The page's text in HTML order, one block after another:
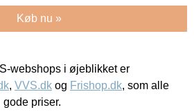
Køb nu »
webshops i øjeblikket er
, VVS.dk og Frishop.dk, som alle
gode priser.